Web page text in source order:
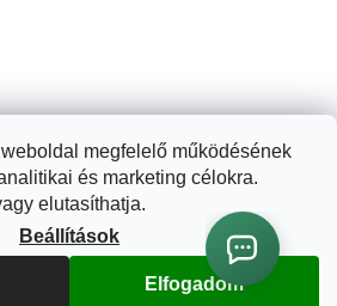
megfelelő működésének
és marketing célokra.
elutasíthatja.
Beállítások
Elfogadom
készítette
. Minden jog fenntartva.Süti
szerkesztése